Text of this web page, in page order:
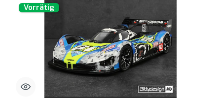
Vorrätig